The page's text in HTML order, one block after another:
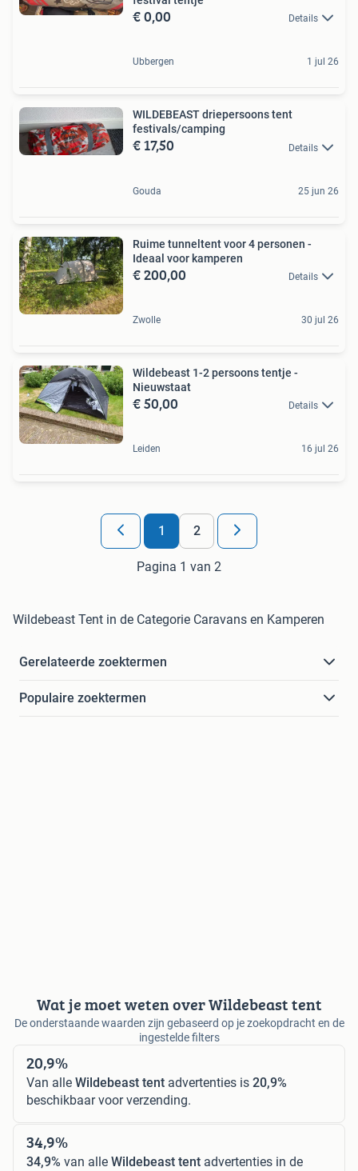
€ 0,00 Details
Ubbergen 1 jul 26
WILDEBEAST driepersoons tent
festivals/camping
€ 17,50 Details
Gouda 25 jun 26
Ruime tunneltent voor 4 personen -
Ideaal voor kamperen
€ 200,00 Details
Zwolle 30 jul 26
Wildebeast 1-2 persoons tentje -
Nieuwstaat
€ 50,00 Details
Leiden 16 jul 26
1 2
Pagina 1 van 2
Wildebeast Tent in de Categorie Caravans en Kamperen
Gerelateerde zoektermen
Populaire zoektermen
Wat je moet weten over Wildebeast tent
De onderstaande waarden zijn gebaseerd op je zoekopdracht en de
ingestelde filters
20,9%
Van alle Wildebeast tent advertenties is 20,9%
beschikbaar voor verzending.
34,9%
34,9% van alle Wildebeast tent advertenties in de